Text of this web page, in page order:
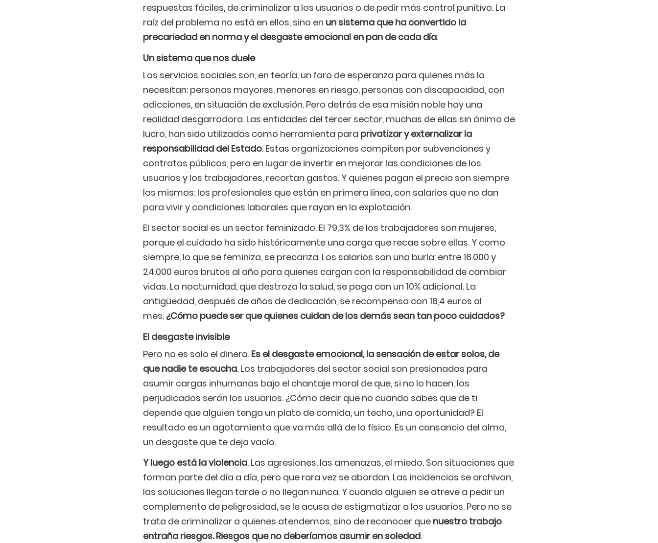
respuestas fáciles, de criminalizar a los usuarios o de pedir más control punitivo. La
raíz del problema no está en ellos, sino en un sistema que ha convertido la
precariedad en norma y el desgaste emocional en pan de cada día.
Un sistema que nos duele
Los servicios sociales son, en teoría, un faro de esperanza para quienes más lo
necesitan: personas mayores, menores en riesgo, personas con discapacidad, con
adicciones, en situación de exclusión. Pero detrás de esa misión noble hay una
realidad desgarradora. Las entidades del tercer sector, muchas de ellas sin ánimo de
lucro, han sido utilizadas como herramienta para privatizar y externalizar la
responsabilidad del Estado. Estas organizaciones compiten por subvenciones y
contratos públicos, pero en lugar de invertir en mejorar las condiciones de los
usuarios y los trabajadores, recortan gastos. Y quienes pagan el precio son siempre
los mismos: los profesionales que están en primera línea, con salarios que no dan
para vivir y condiciones laborales que rayan en la explotación.
El sector social es un sector feminizado. El 79,3% de los trabajadores son mujeres,
porque el cuidado ha sido históricamente una carga que recae sobre ellas. Y como
siempre, lo que se feminiza, se precariza. Los salarios son una burla: entre 16.000 y
24.000 euros brutos al año para quienes cargan con la responsabilidad de cambiar
vidas. La nocturnidad, que destroza la salud, se paga con un 10% adicional. La
antigüedad, después de años de dedicación, se recompensa con 16,4 euros al
mes. ¿Cómo puede ser que quienes cuidan de los demás sean tan poco cuidados?
El desgaste invisible
Pero no es solo el dinero. Es el desgaste emocional, la sensación de estar solos, de
que nadie te escucha. Los trabajadores del sector social son presionados para
asumir cargas inhumanas bajo el chantaje moral de que, si no lo hacen, los
perjudicados serán los usuarios. ¿Cómo decir que no cuando sabes que de ti
depende que alguien tenga un plato de comida, un techo, una oportunidad? El
resultado es un agotamiento que va más allá de lo físico. Es un cansancio del alma,
un desgaste que te deja vacío.
Y luego está la violencia. Las agresiones, las amenazas, el miedo. Son situaciones que
forman parte del día a día, pero que rara vez se abordan. Las incidencias se archivan,
las soluciones llegan tarde o no llegan nunca. Y cuando alguien se atreve a pedir un
complemento de peligrosidad, se le acusa de estigmatizar a los usuarios. Pero no se
trata de criminalizar a quienes atendemos, sino de reconocer que nuestro trabajo
entraña riesgos. Riesgos que no deberíamos asumir en soledad.